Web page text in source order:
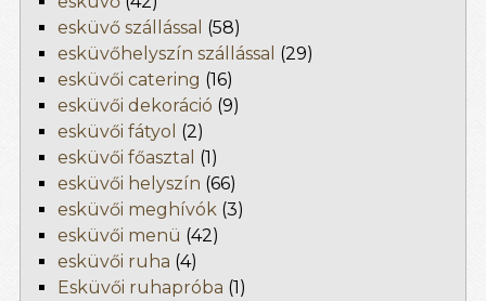
esküvő szállással (58)
esküvőhelyszín szállással (29)
esküvői catering (16)
esküvői dekoráció (9)
esküvői fátyol (2)
esküvői főasztal (1)
esküvői helyszín (66)
esküvői meghívók (3)
esküvői menü (42)
esküvői ruha (4)
Esküvői ruhapróba (1)